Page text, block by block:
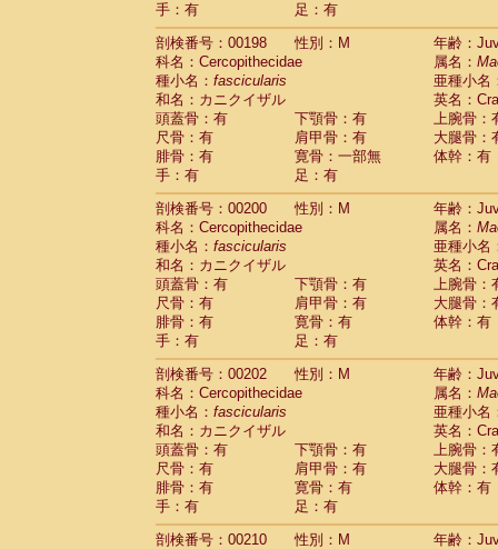
手：有
足：有
剖検番号：00198
性別：M
年齢：
科名：Cercopithecidae
属名：
種小名： fascicularis
亜種小名
和名：カニクイザル
英名：
頭蓋骨：有
下顎骨：有
上腕骨：
尺骨：有
肩甲骨：有
大腿骨：
腓骨：有
寛骨：一部無
体幹：有
手：有
足：有
剖検番号：00200
性別：M
年齢：
科名：Cercopithecidae
属名：
種小名： fascicularis
亜種小名
和名：カニクイザル
英名：
頭蓋骨：有
下顎骨：有
上腕骨：
尺骨：有
肩甲骨：有
大腿骨：
腓骨：有
寛骨：有
体幹：有
手：有
足：有
剖検番号：00202
性別：M
年齢：
科名：Cercopithecidae
属名：
種小名： fascicularis
亜種小名
和名：カニクイザル
英名：
頭蓋骨：有
下顎骨：有
上腕骨：
尺骨：有
肩甲骨：有
大腿骨：
腓骨：有
寛骨：有
体幹：有
手：有
足：有
剖検番号：00210
性別：M
年齢：